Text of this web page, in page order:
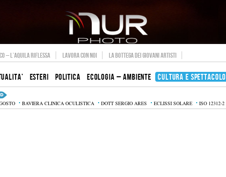
– L’AQUILA RIFLESSA LAVORA CON NOI LA BOTTEGA DEI GIOVANI ARTISTI
ESTERI POLITICA ECOLOGIA – AMBIENTE CULTURA E SPETTACOLO
BAVIERA CLINICA OCULISTICA DOTT SERGIO ARES ECLISSI SOLARE ISO 12312-2